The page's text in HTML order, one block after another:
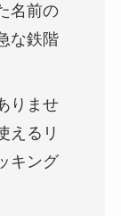
名前の
な鉄階
りませ
えるリ
キング